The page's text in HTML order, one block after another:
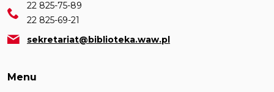
22 825-75-89
22 825-69-21
sekretariat@biblioteka.waw.pl
Menu